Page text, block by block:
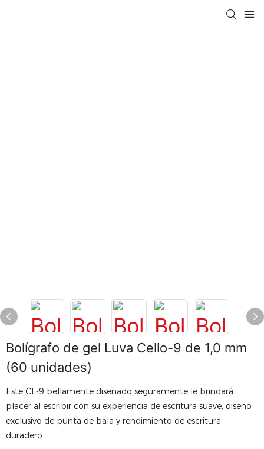
Bolígrafo de gel Luva Cello-9 de 1,0 mm
(60 unidades)
Este CL-9 bellamente diseñado seguramente le brindará
placer al escribir con su experiencia de escritura suave, diseño
exclusivo de punta de bala y rendimiento de escritura
duradero.